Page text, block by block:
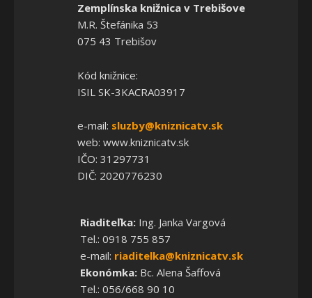
Zemplínska knižnica v Trebišove
M.R. Štefánika 53
075 43 Trebišov
Kód knižnice:
ISIL SK-3KACRA03917
e-mail: sluzby@kniznicatv.sk
web: www.kniznicatv.sk
IČO: 31297731
DIČ: 2020776230
Riaditeľka:Ing. Janka Vargová
Tel.: 0918 755 857
e-mail: riaditelka@kniznicatv.sk
Ekonómka:Bc. Alena Šaffová
Tel.: 056/668 90 10